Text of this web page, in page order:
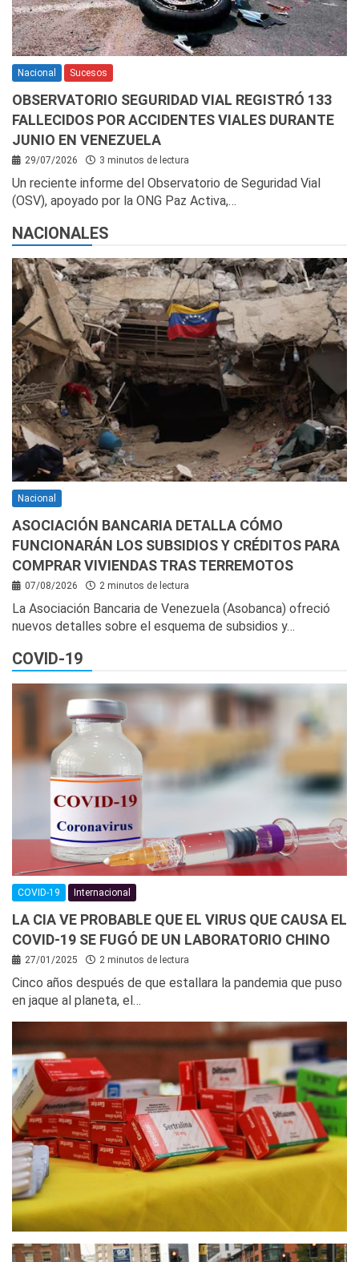
Nacional Sucesos
OBSERVATORIO SEGURIDAD VIAL REGISTRÓ 133
FALLECIDOS POR ACCIDENTES VIALES DURANTE
JUNIO EN VENEZUELA
29/07/2026 3 minutos de lectura
Un reciente informe del Observatorio de Seguridad Vial
(OSV), apoyado por la ONG Paz Activa,…
NACIONALES
Nacional
ASOCIACIÓN BANCARIA DETALLA CÓMO
FUNCIONARÁN LOS SUBSIDIOS Y CRÉDITOS PARA
COMPRAR VIVIENDAS TRAS TERREMOTOS
07/08/2026 2 minutos de lectura
La Asociación Bancaria de Venezuela (Asobanca) ofreció
nuevos detalles sobre el esquema de subsidios y…
COVID-19
COVID-19 Internacional
LA CIA VE PROBABLE QUE EL VIRUS QUE CAUSA EL
COVID-19 SE FUGÓ DE UN LABORATORIO CHINO
27/01/2025 2 minutos de lectura
Cinco años después de que estallara la pandemia que puso
en jaque al planeta, el…